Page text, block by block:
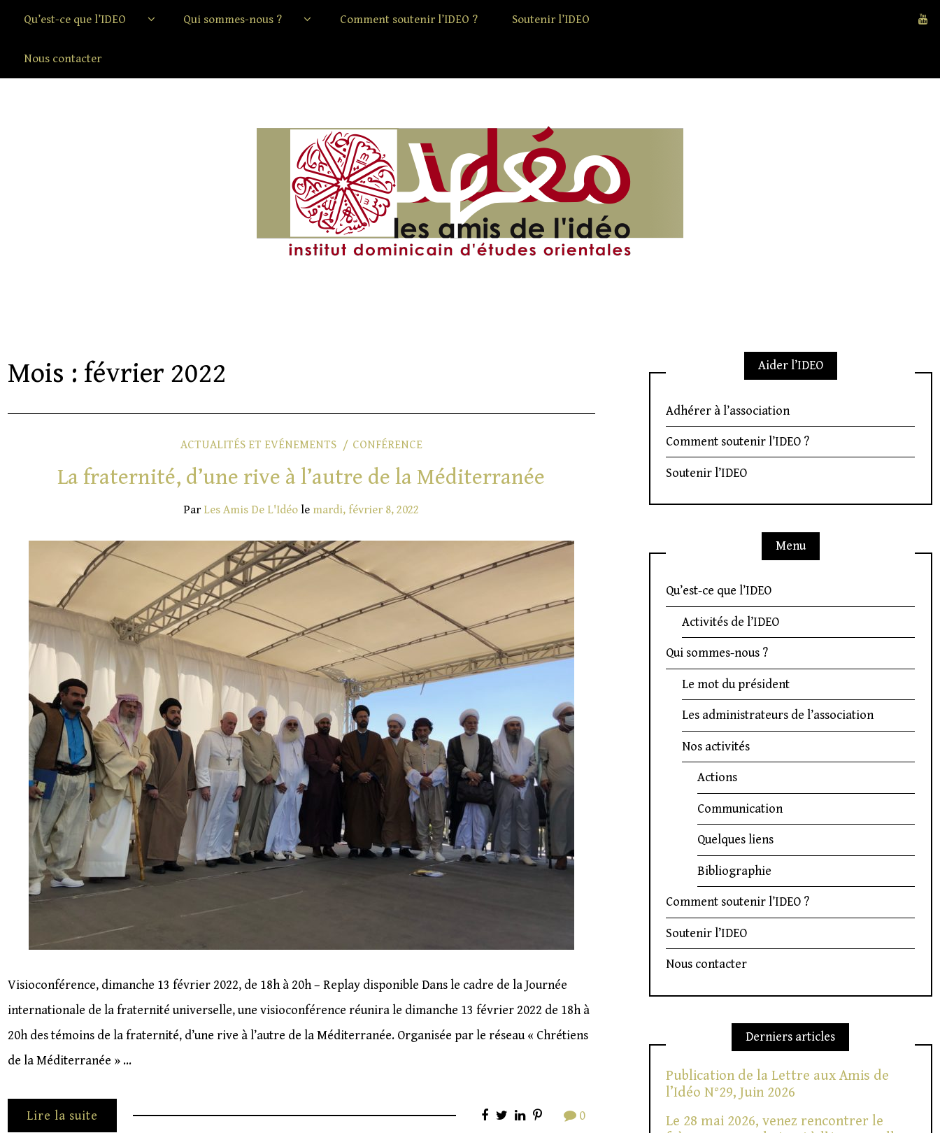
Qu’est-ce que l’IDEO Qui sommes-nous ? Comment soutenir l’IDEO ? Soutenir l’IDEO
Nous contacter
Mois :février 2022
ACTUALITÉS ET EVÉNEMENTS CONFÉRENCE
La fraternité, d’une rive à l’autre de la Méditerranée
Par Les Amis De L'Idéo le mardi, février 8, 2022
Visioconférence, dimanche 13 février 2022, de 18h à 20h – Replay disponible Dans le cadre de la Journée
internationale de la fraternité universelle, une visioconférence réunira le dimanche 13 février 2022 de 18h à
20h des témoins de la fraternité, d’une rive à l’autre de la Méditerranée. Organisée par le réseau « Chrétiens
de la Méditerranée » …
Lire la suite 0
Aider l’IDEO
Adhérer à l’association
Comment soutenir l’IDEO ?
Soutenir l’IDEO
Menu
Qu’est-ce que l’IDEO
Activités de l’IDEO
Qui sommes-nous ?
Le mot du président
Les administrateurs de l’association
Nos activités
Actions
Communication
Quelques liens
Bibliographie
Comment soutenir l’IDEO ?
Soutenir l’IDEO
Nous contacter
Derniers articles
Publication de la Lettre aux Amis de
l’Idéo N°29, Juin 2026
Le 28 mai 2026, venez rencontrer le